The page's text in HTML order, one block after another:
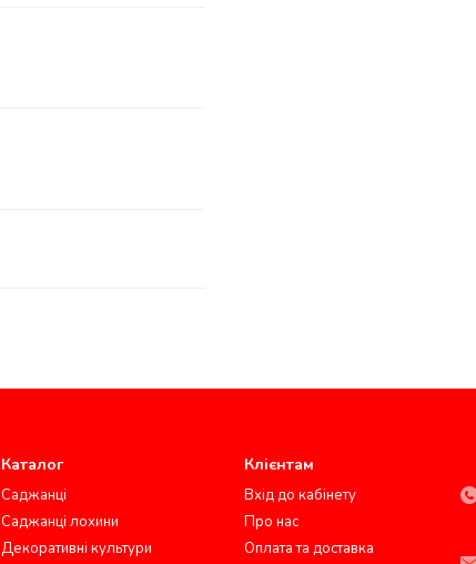
Каталог
Саджанці
Саджанці лохини
Декоративні культури
Клієнтам
Вхід до кабінету
Про нас
Оплата та доставка